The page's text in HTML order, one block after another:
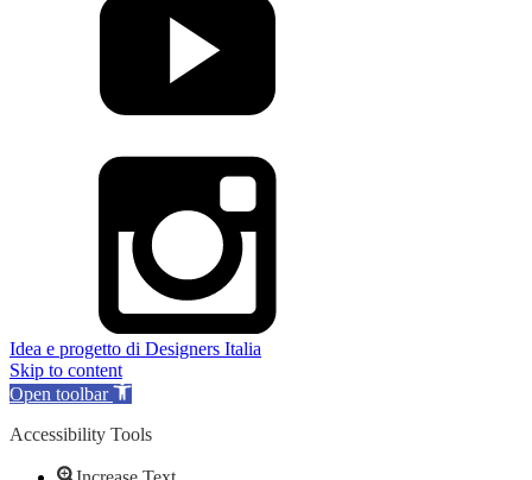
Idea e progetto di Designers Italia
Skip to content
Open toolbar
Accessibility Tools